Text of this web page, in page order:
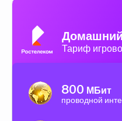
Тариф
800 МБит
проводной